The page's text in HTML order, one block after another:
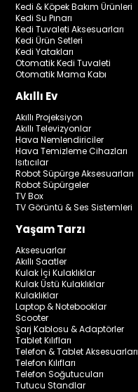
Kedi & Köpek Bakım Ürünleri
Kedi Su Pınarı
Kedi Tuvaleti Aksesuarları
Kedi Ürün Setleri
Kedi Yatakları
Otomatik Kedi Tuvaleti
Otomatik Mama Kabı
Akıllı Ev
Akıllı Projeksiyon
Akıllı Televizyonlar
Hava Nemlendiriciler
Hava Temizleme Cihazları
Isıtıcılar
Robot Süpürge Aksesuarları
Robot Süpürgeler
TV Box
TV Görüntü & Ses Sistemleri
Yaşam Tarzı
Aksesuarlar
Akıllı Saatler
Kulak İçi Kulaklıklar
Kulak Üstü Kulaklıklar
Kulaklıklar
Laptop & Notebooklar
Scooter
Şarj Kablosu & Adaptörler
Tablet Kılıfları
Telefon & Tablet Aksesuarları
Telefon Kılıfları
Telefon Soğutucuları
Tutucu Standlar